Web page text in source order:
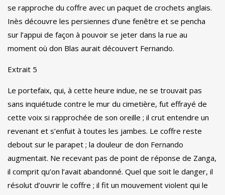
se rapproche du coffre avec un paquet de crochets anglais.
Inès découvre les persiennes d’une fenêtre et se pencha
sur l’appui de façon à pouvoir se jeter dans la rue au
moment où don Blas aurait découvert Fernando.
Extrait 5
Le portefaix, qui, à cette heure indue, ne se trouvait pas
sans inquiétude contre le mur du cimetière, fut effrayé de
cette voix si rapprochée de son oreille ; il crut entendre un
revenant et s’enfuit à toutes les jambes. Le coffre reste
debout sur le parapet ; la douleur de don Fernando
augmentait. Ne recevant pas de point de réponse de Zanga,
il comprit qu’on l’avait abandonné. Quel que soit le danger, il
résolut d’ouvrir le coffre ; il fit un mouvement violent qui le